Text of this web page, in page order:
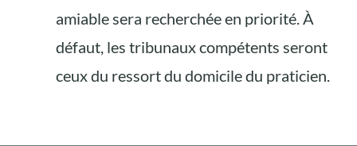
amiable sera recherchée en priorité. À
défaut, les tribunaux compétents seront
ceux du ressort du domicile du praticien.